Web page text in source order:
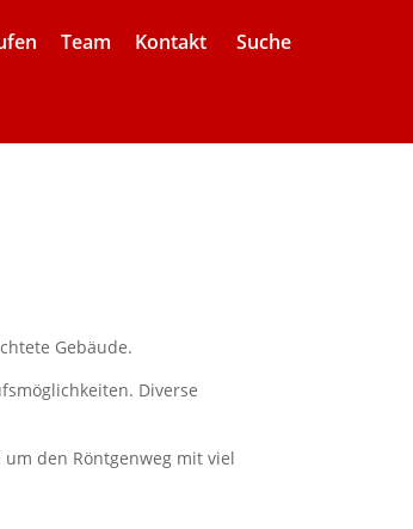
Team Kontakt Suche
Gebäude.
Diverse
den Röntgenweg mit viel